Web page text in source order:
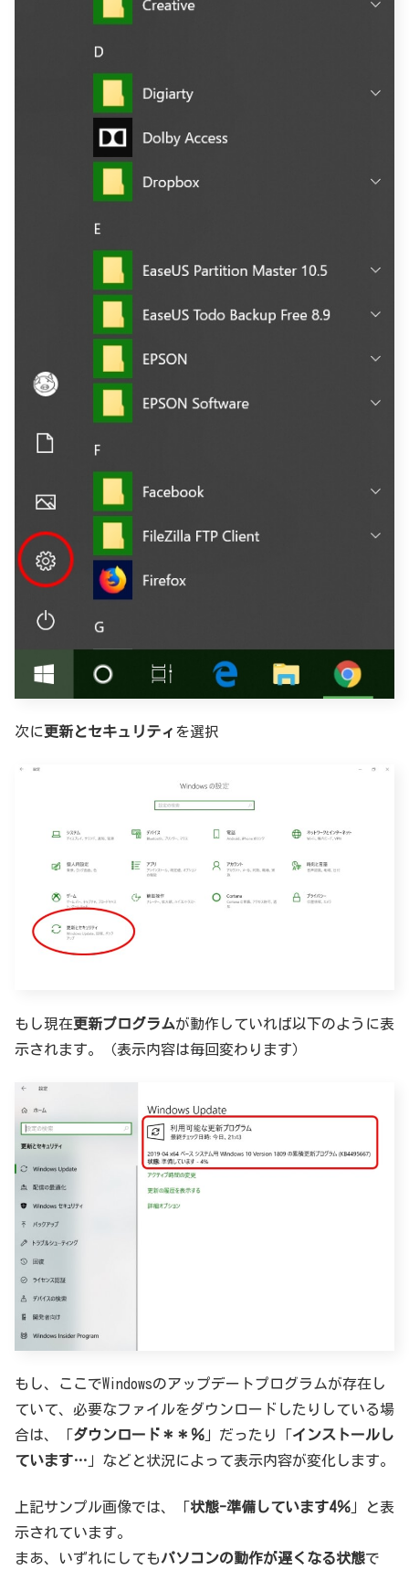
次に更新とセキュリティ を選択
もし現在更新プログラムが動作していれば以下のように表
示されます。（表示内容は毎回変わります）
もし、ここでWindowsのアップデートプログラムが存在し
ていて、必要なファイルをダウンロードしたりしている場
合は、「ダウンロード＊＊％ 」だったり「インストールし
ています… 」などと状況によって表示内容が変化します。
上記サンプル画像では、「状態-準備しています4％ 」と表
示されています。
まあ、いずれにしてもパソコンの動作が遅くなる状態で